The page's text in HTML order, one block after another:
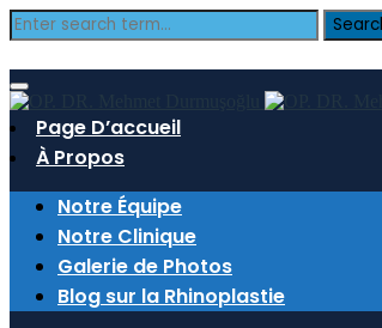
Page D’accueil
À Propos
Notre Équipe
Notre Clinique
Galerie de Photos
Blog sur la Rhinoplastie
Blog
décembre 15, 2022
Meryem Durukan